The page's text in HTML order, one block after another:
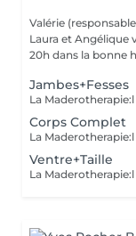
Valérie
Laura et Angélique
Jambes+Fesses
Corps Complet
Ventre+Taille